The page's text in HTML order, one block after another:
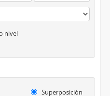
nivel
Superposición